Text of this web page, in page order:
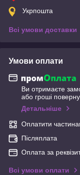
Укрпошта
Всі умови доставки
Умови оплати
Ви отримаєте
або гроші
Детальніше
Оплатити
Післяплата
Оплата за
Всі умови оплати